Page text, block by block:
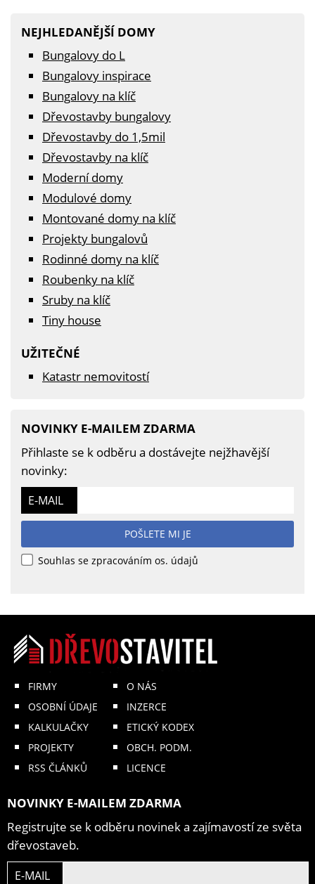
NEJHLEDANĚJŠÍ DOMY
Bungalovy do L
Bungalovy inspirace
Bungalovy na klíč
Dřevostavby bungalovy
Dřevostavby do 1,5mil
Dřevostavby na klíč
Moderní domy
Modulové domy
Montované domy na klíč
Projekty bungalovů
Rodinné domy na klíč
Roubenky na klíč
Sruby na klíč
Tiny house
UŽITEČNÉ
Katastr nemovitostí
NOVINKY E-MAILEM ZDARMA
Přihlaste se k odběru a dostávejte nejžhavější
novinky:
E-MAIL
POŠLETE MI JE
Souhlas se zpracováním os. údajů
FIRMY
OSOBNÍ ÚDAJE
KALKULAČKY
PROJEKTY
RSS ČLÁNKŮ
O NÁS
INZERCE
ETICKÝ KODEX
OBCH. PODM.
LICENCE
NOVINKY E-MAILEM ZDARMA
Registrujte se k odběru novinek a zajímavostí ze světa
dřevostaveb.
E-MAIL